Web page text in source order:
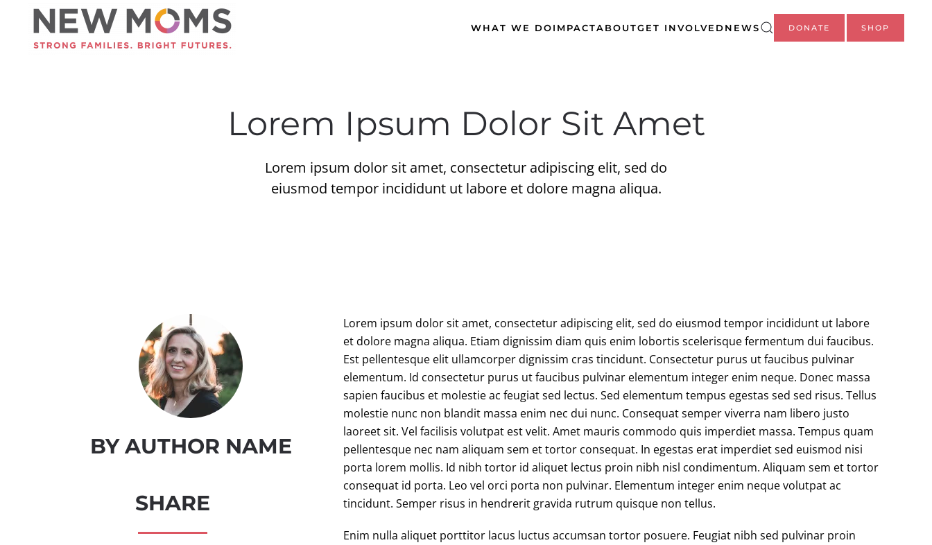
Skip to main content WHAT WE DOIMPACTABOUTGET INVOLVEDNEWS DONATE SHOP
Lorem Ipsum Dolor Sit Amet
Lorem ipsum dolor sit amet, consectetur adipiscing elit, sed do
eiusmod tempor incididunt ut labore et dolore magna aliqua.
BY AUTHOR NAME
SHARE
Lorem ipsum dolor sit amet, consectetur adipiscing elit, sed do eiusmod tempor incididunt ut labore
et dolore magna aliqua. Etiam dignissim diam quis enim lobortis scelerisque fermentum dui faucibus.
Est pellentesque elit ullamcorper dignissim cras tincidunt. Consectetur purus ut faucibus pulvinar
elementum. Id consectetur purus ut faucibus pulvinar elementum integer enim neque. Donec massa
sapien faucibus et molestie ac feugiat sed lectus. Sed elementum tempus egestas sed sed risus. Tellus
molestie nunc non blandit massa enim nec dui nunc. Consequat semper viverra nam libero justo
laoreet sit. Vel facilisis volutpat est velit. Amet mauris commodo quis imperdiet massa. Tempus quam
pellentesque nec nam aliquam sem et tortor consequat. In egestas erat imperdiet sed euismod nisi
porta lorem mollis. Id nibh tortor id aliquet lectus proin nibh nisl condimentum. Aliquam sem et tortor
consequat id porta. Leo vel orci porta non pulvinar. Elementum integer enim neque volutpat ac
tincidunt. Semper risus in hendrerit gravida rutrum quisque non tellus.
Enim nulla aliquet porttitor lacus luctus accumsan tortor posuere. Feugiat nibh sed pulvinar proin